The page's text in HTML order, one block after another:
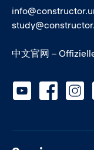
中文官网 –
Social media